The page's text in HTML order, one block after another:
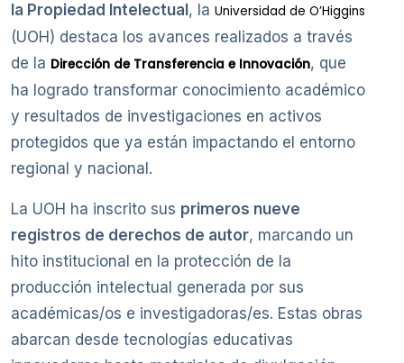
la Propiedad Intelectual , la Universidad de O’Higgins
(UOH) destaca los avances realizados a través
de la Dirección de Transferencia e Innovación, que
ha logrado transformar conocimiento académico
y resultados de investigaciones en activos
protegidos que ya están impactando el entorno
regional y nacional.
La UOH ha inscrito sus primeros nueve
registros de derechos de autor, marcando un
hito institucional en la protección de la
producción intelectual generada por sus
académicas/os e investigadoras/es. Estas obras
abarcan desde tecnologías educativas